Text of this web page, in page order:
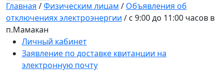
Главная /Физическим лицам / Объявления об
отключениях электроэнергии / с 9:00 до 11:00 часов в
п.Мамакан
Личный кабинет
Заявление по доставке квитанции на
электронную почту